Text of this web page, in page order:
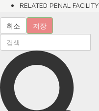
RELATED PENAL FACILITY
취소 저장